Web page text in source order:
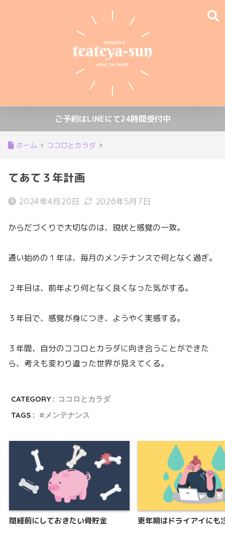
ご予約はLINEにて24時間受付中
ホーム ココロとカラダ
てあて３年計画
2024年4月20日 2026年5月7日
からだづくりで大切なのは、現状と感覚の一致。
通い始めの１年は、毎月のメンテナンスで何となく過ぎ。
２年目は、前年より何となく良くなった気がする。
３年目で、感覚が身につき、ようやく実感する。
３年間、自分のココロとカラダに向き合うことができた
ら、考えも変わり違った世界が見えてくる。
CATEGORY : ココロとカラダ
TAGS :
メンテナンス
閉経前にしておきたい骨貯金 更年期はドライアイにも